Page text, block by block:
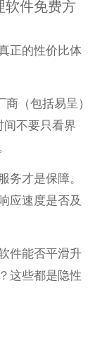
软件免费方
正的性价比体
（包括易呈）
间不要只看界
务才是保障。
应速度是否及
件能否平滑升
这些都是隐性